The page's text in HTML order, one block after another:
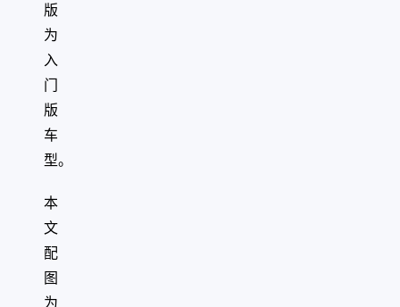
版
为
入
门
版
车
型。
本
文
配
图
为